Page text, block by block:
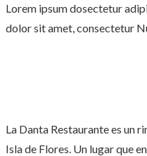
Lorem ipsum dosectetur
dolor sit amet, consectetur
La Danta Restaurante es un
Isla de Flores. Un lugar que